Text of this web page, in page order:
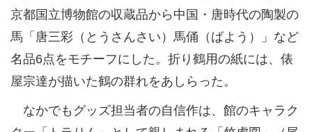
京都国立博物館の収蔵品から中国・唐時代の陶製の
馬「唐三彩（とうさんさい）馬俑（ばよう）」など
名品6点をモチーフにした。折り鶴用の紙には、俵
屋宗達が描いた鶴の群れをあしらった。
なかでもグッズ担当者の自信作は、館のキャラク